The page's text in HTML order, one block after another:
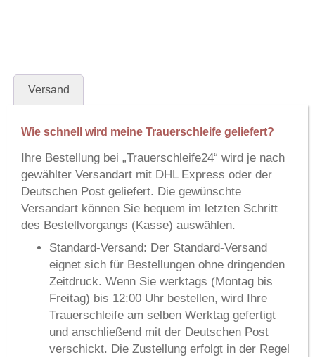
Versand
Wie schnell wird meine Trauerschleife geliefert?
Ihre Bestellung bei „Trauerschleife24“ wird je nach
gewählter Versandart mit DHL Express oder der
Deutschen Post geliefert. Die gewünschte
Versandart können Sie bequem im letzten Schritt
des Bestellvorgangs (Kasse) auswählen.
Standard-Versand: Der Standard-Versand
eignet sich für Bestellungen ohne dringenden
Zeitdruck. Wenn Sie werktags (Montag bis
Freitag) bis 12:00 Uhr bestellen, wird Ihre
Trauerschleife am selben Werktag gefertigt
und anschließend mit der Deutschen Post
verschickt. Die Zustellung erfolgt in der Regel